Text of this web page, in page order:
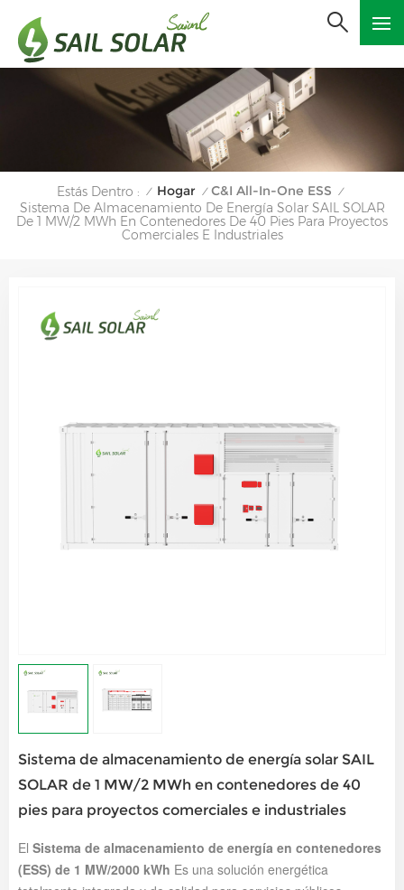
Estás Dentro : / Hogar / C&I All-In-One ESS /
Sistema De Almacenamiento De Energía Solar SAIL SOLAR
De 1 MW/2 MWh En Contenedores De 40 Pies Para Proyectos
Comerciales E Industriales
Sistema de almacenamiento de energía solar SAIL
SOLAR de 1 MW/2 MWh en contenedores de 40
pies para proyectos comerciales e industriales
El Sistema de almacenamiento de energía en contenedores
(ESS) de 1 MW/2000 kWh Es una solución energética